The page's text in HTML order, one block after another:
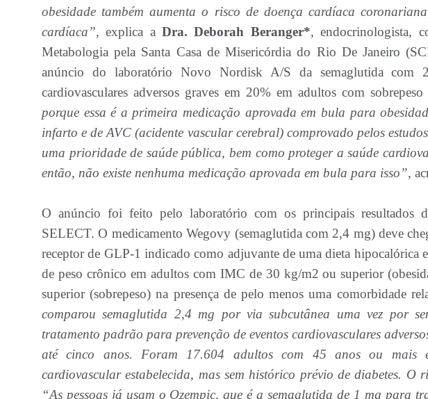
obesidade também aumenta o risco de doença cardíaca
cardíaca”, explica aDra. Deborah Beranger*, endocrinologista,
Metabologia pela Santa Casa de Misericórdia do Rio De Janeiro
anúncio do laboratório Novo Nordisk A/S da semaglutida
cardiovasculares adversos graves em 20% em adultos com sobrepeso
porque essa é a primeira medicação aprovada em bula para
infarto e de AVC (acidente vascular cerebral) comprovado pelos
uma prioridade de saúde pública, bem como proteger a saúde
então, não existe nenhuma medicação aprovada em bula para isso”,
O anúncio foi feito pelo laboratório com os principais resultados
SELECT. O medicamento Wegovy (semaglutida com 2,4 mg) deve
receptor de GLP-1 indicado como adjuvante de uma dieta hipocalórica
de peso crônico em adultos com IMC de 30 kg/m2 ou superior
superior (sobrepeso) na presença de pelo menos uma comorbidade
comparou semaglutida 2,4 mg por via subcutânea uma vez por
tratamento padrão para prevenção de eventos cardiovasculares
até cinco anos. Foram 17.604 adultos com 45 anos ou mais
cardiovascular estabelecida, mas sem histórico prévio de diabetes.
“As pessoas já usam o Ozempic, que é a semaglutida de 1 mg para